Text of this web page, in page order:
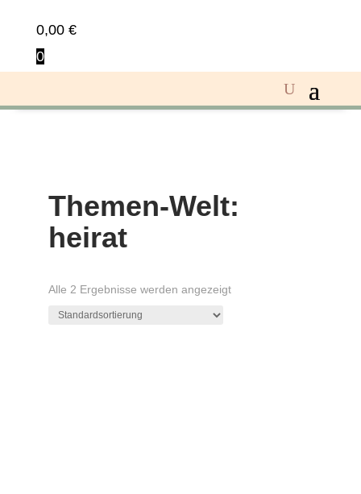
0,00 €
0
Themen-Welt:
heirat
Alle 2 Ergebnisse werden angezeigt